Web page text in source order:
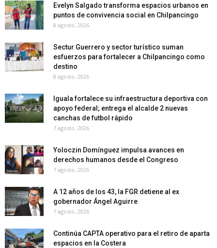
Evelyn Salgado transforma espacios urbanos en
puntos de convivencia social en Chilpancingo
8 agosto, 2026
Sectur Guerrero y sector turístico suman
esfuerzos para fortalecer a Chilpancingo como
destino
8 agosto, 2026
Iguala fortalece su infraestructura deportiva con
apoyo federal; entrega el alcalde 2 nuevas
canchas de futbol rápido
7 agosto, 2026
Yoloczin Domínguez impulsa avances en
derechos humanos desde el Congreso
7 agosto, 2026
A 12 años de los 43, la FGR detiene al ex
gobernador Ángel Aguirre
7 agosto, 2026
Continúa CAPTA operativo para el retiro de aparta
espacios en la Costera